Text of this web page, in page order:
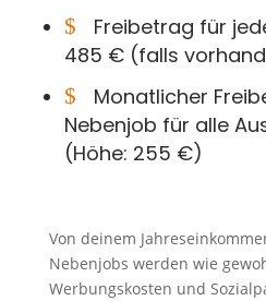
$
Freibetrag für
485 € (falls
$
Monatlicher
Nebenjob für alle
(Höhe: 255 €)
Von deinem
Nebenjobs werden wie
Werbungskosten und